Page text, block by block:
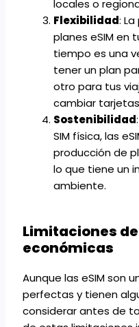
locales o
Flexibilidad:
planes eSIM en
tiempo es una
tener un plan
otro para tus
cambiar tarjetas
Sostenibilidad
SIM física, las
producción de
lo que tiene un
ambiente.
Limitaciones de
económicas
Aunque las eSIM son
perfectas y tienen
considerar antes de